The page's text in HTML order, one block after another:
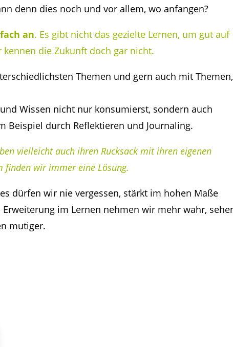
denn dies noch und vor allem, wo anfangen?
an. Es gibt nicht das gezielte Lernen, um gut auf
die Zukunft doch gar nicht.
Themen und gern auch mit Themen,
Wissen nicht nur konsumierst, sondern auch
Beispiel durch Reflektieren und Journaling.
vielleicht auch ihren Rucksack mit ihren eigenen
finden wir immer eine Lösung.
dürfen wir nie vergessen, stärkt im hohen Maße
im Lernen nehmen wir mehr wahr,
mutiger.